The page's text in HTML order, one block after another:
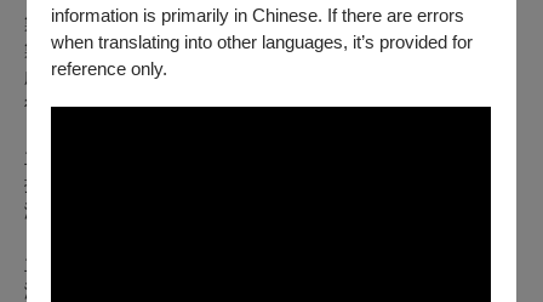
information is primarily in Chinese. If there are errors
when translating into other languages, it’s provided for
reference only.
製作總監｜蘇志鵬
製作人｜吳可雲
劇團行政｜陳怡陵
行銷統籌｜燃點娛樂 BPE
主視覺設計｜李銘宸
攝影｜秦大悲
演出影像紀錄｜陳大大國際影業有限公司
主 辦｜雲門劇場
演出製作｜四把椅子劇團